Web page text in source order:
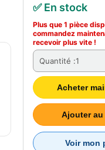
✅ En stock
Plus que 1 pièce
commandez
recevoir plus vite !
Quantité :1
Acheter
Ajouter
Voir mon